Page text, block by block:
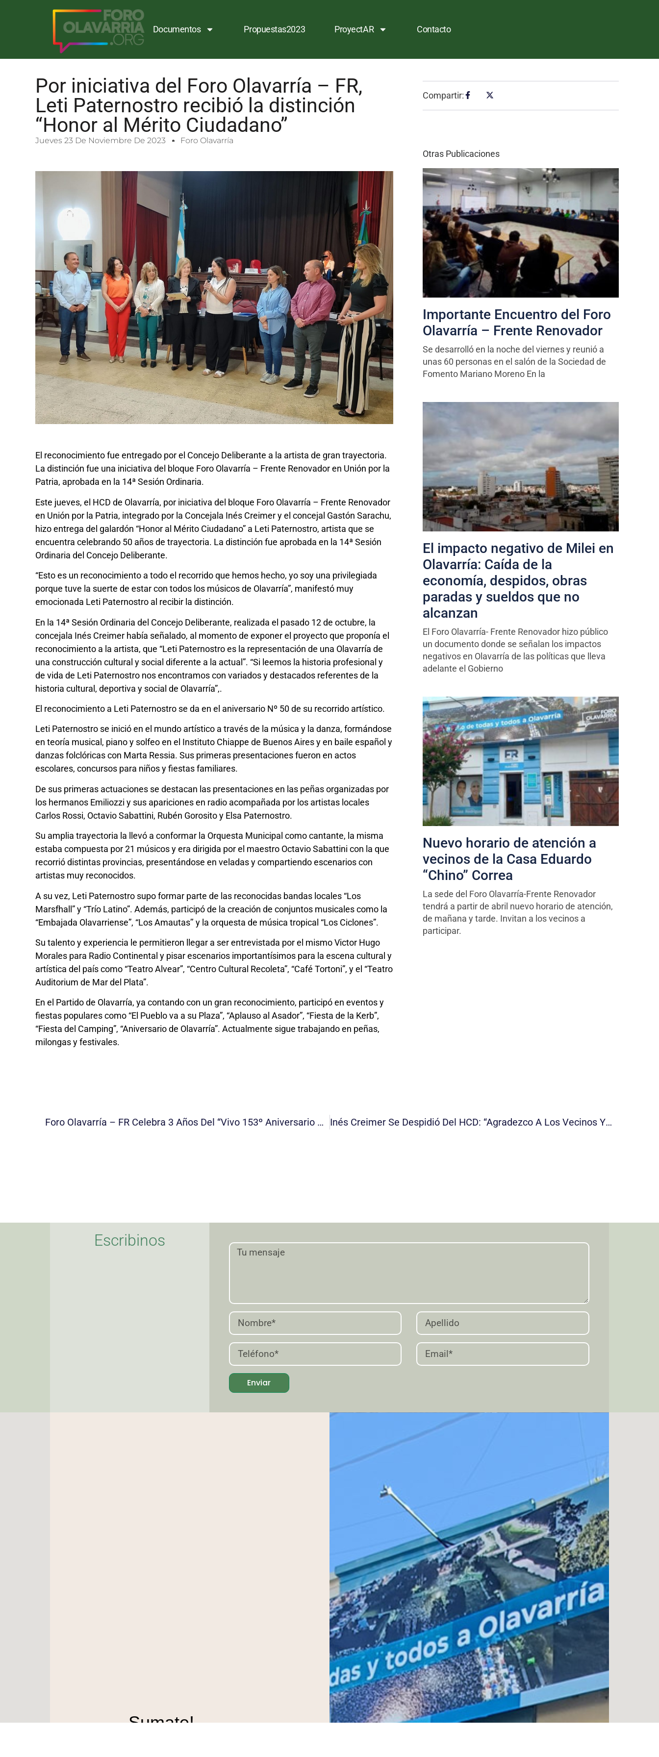
Documentos Propuestas2023 ProyectAR Contacto
Por iniciativa del Foro Olavarría – FR,
Leti Paternostro recibió la distinción
“Honor al Mérito Ciudadano”
Jueves 23 De Noviembre De 2023 Foro Olavarría
El reconocimiento fue entregado por el Concejo Deliberante a la artista de gran trayectoria.
La distinción fue una iniciativa del bloque Foro Olavarría – Frente Renovador en Unión por la
Patria, aprobada en la 14ª Sesión Ordinaria.
Este jueves, el HCD de Olavarría, por iniciativa del bloque Foro Olavarría – Frente Renovador
en Unión por la Patria, integrado por la Concejala Inés Creimer y el concejal Gastón Sarachu,
hizo entrega del galardón “Honor al Mérito Ciudadano” a Leti Paternostro, artista que se
encuentra celebrando 50 años de trayectoria. La distinción fue aprobada en la 14ª Sesión
Ordinaria del Concejo Deliberante.
“Esto es un reconocimiento a todo el recorrido que hemos hecho, yo soy una privilegiada
porque tuve la suerte de estar con todos los músicos de Olavarría”, manifestó muy
emocionada Leti Paternostro al recibir la distinción.
En la 14ª Sesión Ordinaria del Concejo Deliberante, realizada el pasado 12 de octubre, la
concejala Inés Creimer había señalado, al momento de exponer el proyecto que proponía el
reconocimiento a la artista, que “Leti Paternostro es la representación de una Olavarría de
una construcción cultural y social diferente a la actual”. “Si leemos la historia profesional y
de vida de Leti Paternostro nos encontramos con variados y destacados referentes de la
historia cultural, deportiva y social de Olavarría”,.
El reconocimiento a Leti Paternostro se da en el aniversario Nº 50 de su recorrido artístico.
Leti Paternostro se inició en el mundo artístico a través de la música y la danza, formándose
en teoría musical, piano y solfeo en el Instituto Chiappe de Buenos Aires y en baile español y
danzas folclóricas con Marta Ressia. Sus primeras presentaciones fueron en actos
escolares, concursos para niños y fiestas familiares.
De sus primeras actuaciones se destacan las presentaciones en las peñas organizadas por
los hermanos Emiliozzi y sus apariciones en radio acompañada por los artistas locales
Carlos Rossi, Octavio Sabattini, Rubén Gorosito y Elsa Paternostro.
Su amplia trayectoria la llevó a conformar la Orquesta Municipal como cantante, la misma
estaba compuesta por 21 músicos y era dirigida por el maestro Octavio Sabattini con la que
recorrió distintas provincias, presentándose en veladas y compartiendo escenarios con
artistas muy reconocidos.
A su vez, Leti Paternostro supo formar parte de las reconocidas bandas locales “Los
Marsfhall” y “Trío Latino”. Además, participó de la creación de conjuntos musicales como la
“Embajada Olavarriense”, “Los Amautas’’ y la orquesta de música tropical “Los Ciclones”.
Su talento y experiencia le permitieron llegar a ser entrevistada por el mismo Victor Hugo
Morales para Radio Continental y pisar escenarios importantísimos para la escena cultural y
artística del país como “Teatro Alvear”, “Centro Cultural Recoleta”, “Café Tortoni”, y el “Teatro
Auditorium de Mar del Plata”.
En el Partido de Olavarría, ya contando con un gran reconocimiento, participó en eventos y
fiestas populares como “El Pueblo va a su Plaza”, “Aplauso al Asador”, “Fiesta de la Kerb”,
“Fiesta del Camping”, “Aniversario de Olavarría”. Actualmente sigue trabajando en peñas,
milongas y festivales.
Compartir:
Otras Publicaciones
Importante Encuentro del Foro
Olavarría – Frente Renovador
Se desarrolló en la noche del viernes y reunió a
unas 60 personas en el salón de la Sociedad de
Fomento Mariano Moreno En la
El impacto negativo de Milei en
Olavarría: Caída de la
economía, despidos, obras
paradas y sueldos que no
alcanzan
El Foro Olavarría- Frente Renovador hizo público
un documento donde se señalan los impactos
negativos en Olavarría de las políticas que lleva
adelante el Gobierno
Nuevo horario de atención a
vecinos de la Casa Eduardo
“Chino” Correa
La sede del Foro Olavarría-Frente Renovador
tendrá a partir de abril nuevo horario de atención,
de mañana y tarde. Invitan a los vecinos a
participar.
Foro Olavarría – FR Celebra 3 Años Del “Vivo 153º Aniversario Olavarría” Inés Creimer Se Despidió Del HCD: “Agradezco A Los Vecinos Y Vecinas Que Me Dieron La Oportunidad De Representar Su Voz”
Escribinos
Enviar
Sumate!